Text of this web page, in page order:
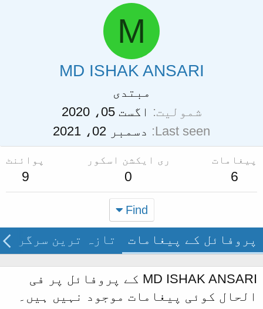
M
MD ISHAK ANSARI
مبتدی
شمولیت
اگست 05، 2020
Last seen
دسمبر 02، 2021
پیغامات
6
ری ایکشن اسکور
0
پوائنٹ
9
Find
پروفائل کے پیغامات تازہ ترین سرگرمی
MD ISHAK ANSARI کے پروفائل پر فی
الحال کوئی پیغامات موجود نہیں ہیں۔